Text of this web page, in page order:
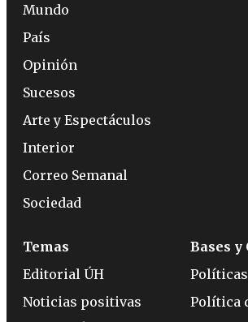
Mundo
País
Opinión
Sucesos
Arte y Espectáculos
Interior
Correo Semanal
Sociedad
Temas
Editorial ÚH
Noticias positivas
Bases y
Política